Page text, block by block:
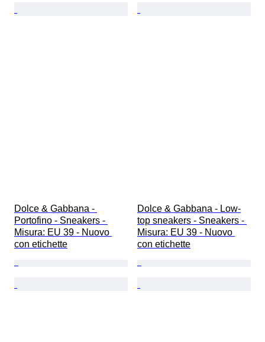
Dolce & Gabbana -
Portofino - Sneakers -
Misura: EU 39 - Nuovo
con etichette
Dolce & Gabbana - Low-
top sneakers - Sneakers -
Misura: EU 39 - Nuovo
con etichette